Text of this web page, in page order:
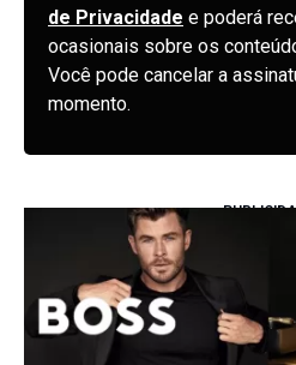
de Privacidade e poderá
ocasionais sobre os
Você pode cancelar a
momento.